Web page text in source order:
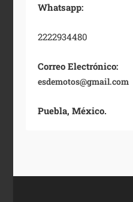
Whatsapp:
2222934480
Correo Electrónico:
esdemotos@gmail.com
Puebla, México.